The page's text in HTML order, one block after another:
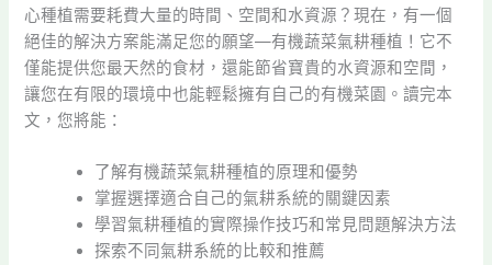
心種植需要耗費大量的時間、空間和水資源？現在，有一個
絕佳的解決方案能滿足您的願望—有機蔬菜氣耕種植！它不
僅能提供您最天然的食材，還能節省寶貴的水資源和空間，
讓您在有限的環境中也能輕鬆擁有自己的有機菜園。讀完本
文，您將能：
了解有機蔬菜氣耕種植的原理和優勢
掌握選擇適合自己的氣耕系統的關鍵因素
學習氣耕種植的實際操作技巧和常見問題解決方法
探索不同氣耕系統的比較和推薦